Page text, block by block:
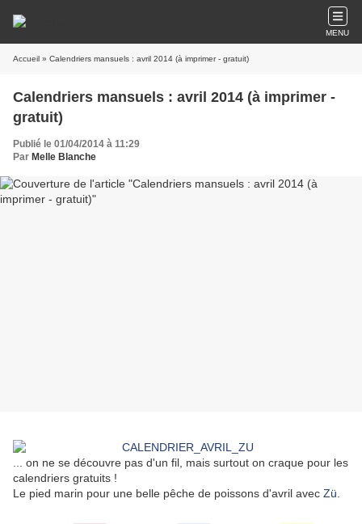
MENU
Accueil » Calendriers mansuels : avril 2014 (à imprimer - gratuit)
Calendriers mansuels : avril 2014 (à imprimer -
gratuit)
Publié le 01/04/2014 à 11:29
Par Melle Blanche
... on ne se découvre pas d'un fil, mais surtout on craque pour les
calendriers gratuits !
Le pied marin pour une belle pêche de poissons d'avril avec Zü